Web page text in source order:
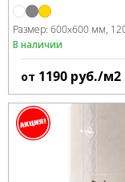
Размер: 600x600 мм
В наличии
от 1190 руб./м2